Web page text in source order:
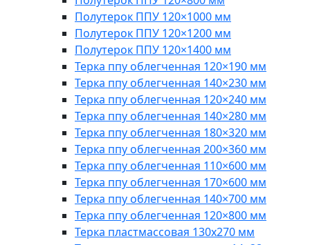
Полутерок ППУ 120×1000 мм
Полутерок ППУ 120×1200 мм
Полутерок ППУ 120×1400 мм
Терка ппу облегченная 120×190 мм
Терка ппу облегченная 140×230 мм
Терка ппу облегченная 120×240 мм
Терка ппу облегченная 140×280 мм
Терка ппу облегченная 180×320 мм
Терка ппу облегченная 200×360 мм
Терка ппу облегченная 110×600 мм
Терка ппу облегченная 170×600 мм
Терка ппу облегченная 140×700 мм
Терка ппу облегченная 120×800 мм
Терка пластмассовая 130x270 мм